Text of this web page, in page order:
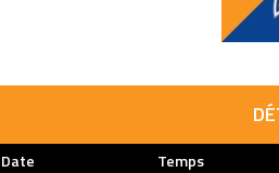
Date Temps